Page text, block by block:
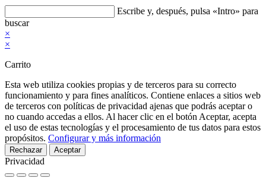
en
esta
web
Escribe y, después, pulsa «Intro» para
buscar
×
×
Carrito
Esta web utiliza cookies propias y de terceros para su correcto
funcionamiento y para fines analíticos. Contiene enlaces a sitios web
de terceros con políticas de privacidad ajenas que podrás aceptar o
no cuando accedas a ellos. Al hacer clic en el botón Aceptar, acepta
el uso de estas tecnologías y el procesamiento de tus datos para estos
propósitos. Configurar y más información
Rechazar Aceptar
Privacidad